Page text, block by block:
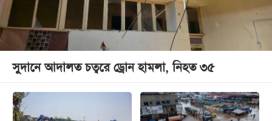
সুদানে আদালত চত্বরে ড্রোন হামলা, নিহত ৩৫